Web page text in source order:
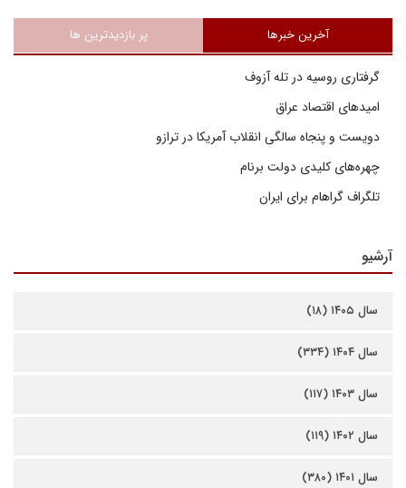
آخرین خبرها پر بازدیدترین ها
گرفتاری روسیه در تله آزوف
امیدهای اقتصاد عراق
دویست و پنجاه سالگی انقلاب آمریکا در ترازو
چهره‌های کلیدی دولت برنام
تلگراف گراهام برای ایران
آرشیو
سال ۱۴۰۵ (۱۸)
سال ۱۴۰۴ (۳۳۴)
سال ۱۴۰۳ (۱۱۷)
سال ۱۴۰۲ (۱۱۹)
سال ۱۴۰۱ (۳۸۰)